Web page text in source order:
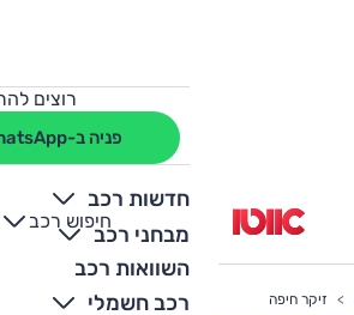
רוצים
פניה ב-WhatsApp
חדשות רכב
מבחני רכב
השוואות רכב
רכב חשמלי
חיפוש רכב
+
-
זיקר חיפה